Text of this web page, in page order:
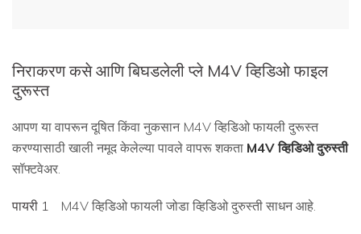
निराकरण कसे आणि बिघडलेली प्ले M4V व्हिडिओ फाइल
दुरूस्त
आपण या वापरून दूषित किंवा नुकसान M4V व्हिडिओ फायली दुरूस्त
करण्यासाठी खाली नमूद केलेल्या पावले वापरू शकता M4V व्हिडिओ दुरुस्ती
सॉफ्टवेअर.
पायरी 1 M4V व्हिडिओ फायली जोडा व्हिडिओ दुरुस्ती साधन आहे.